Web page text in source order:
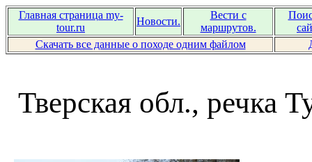
Главная страница my-
tour.ru
Новости.
Вести с
маршрутов.
Скачать все данные о походе одним файлом
Тверская обл., речка